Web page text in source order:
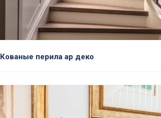
Кованые перила ар деко